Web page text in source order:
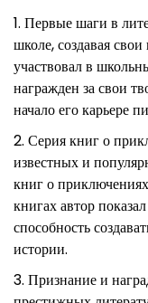
Первые шаги в
школе, создавая
участвовал в
награжден за свои
начало его карьере
Серия книг о
известных и
книг о
книгах автор
способность
истории.
Признание и